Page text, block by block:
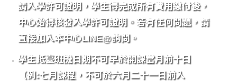
請入學許可證明，學生得完成所有費用繳付後，
中心始得核發入學許可證明。若有任何問題，請
直接加入本中心LINE@詢問。
學生抵臺班機日期不可早於開課當月前十日
（例:七月課程，不可於六月二十一日前入